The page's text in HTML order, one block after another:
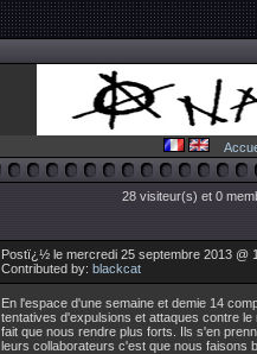
28 visiteur(s) et 0
Postï¿½ le mercredi 25 septembre 2013 @
Contributed by: blackcat
En l'espace d'une semaine et demie 14
tentatives d'expulsions et attaques contre
fait que nous rendre plus forts. Ils s'en
leurs collaborateurs c'est que nous faisons